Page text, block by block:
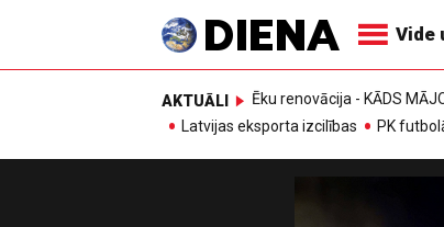
Vide
AKTUĀLI Ēku renovācija - KĀDS
Latvijas eksporta izcilības
PK